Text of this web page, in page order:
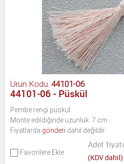
Ürün Kodu: 44101-06
44101-06 - Püskül
Pembe rengi püskül
Monte edildiğinde uzunluk: 7 cm
Fiyatlarda gönderi dahil değildir
Favorilere Ekle
Adet fiyatı
(KDV dahil)